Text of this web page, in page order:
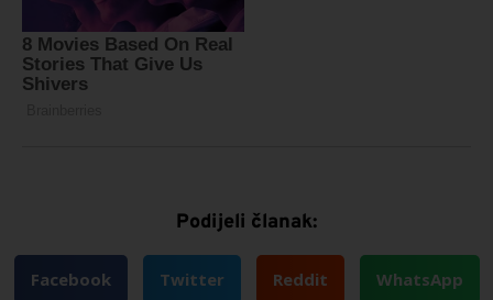
Podijeli članak:
Facebook Twitter Reddit WhatsApp